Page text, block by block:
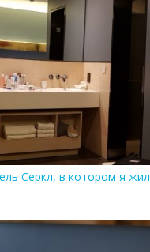
Серкл, в котором я